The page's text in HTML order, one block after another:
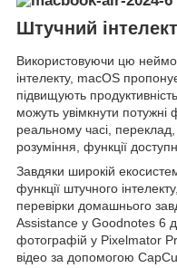
Штучний
Використовуючи цю
інтелекту, macOS
підвищують
можуть увімкнути потужні
реальному часі, переклад,
розуміння, функції
Завдяки широкій
функції штучного
перевірки домашнього
Assistance у Goodnotes 6
фотографій у Pixelmator
відео за допомогою